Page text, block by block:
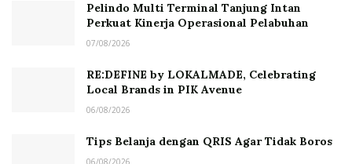
Pelindo Multi Terminal Tanjung Intan
Perkuat Kinerja Operasional Pelabuhan
07/08/2026
RE:DEFINE by LOKALMADE, Celebrating
Local Brands in PIK Avenue
06/08/2026
Tips Belanja dengan QRIS Agar Tidak Boros
06/08/2026